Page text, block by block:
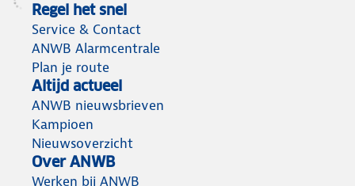
Regel het snel
Service & Contact
ANWB Alarmcentrale
Plan je route
Altijd actueel
ANWB nieuwsbrieven
Kampioen
Nieuwsoverzicht
Over ANWB
Werken bij ANWB